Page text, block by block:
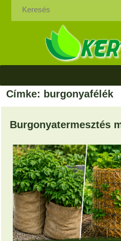
Címke: burgonyafélék
Burgonyatermesztés